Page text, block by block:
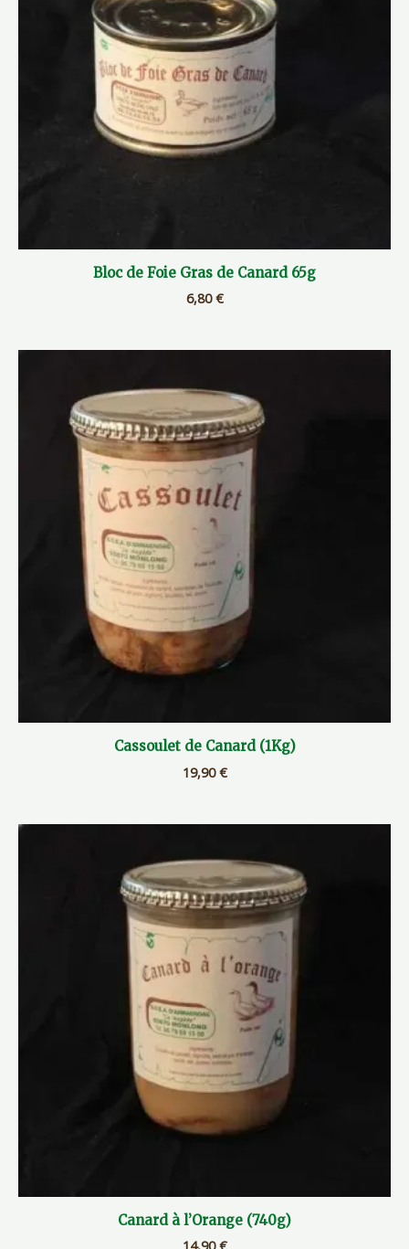
Bloc de Foie Gras de Canard 65g
6,80€
Cassoulet de Canard (1Kg)
19,90€
Canard à l’Orange (740g)